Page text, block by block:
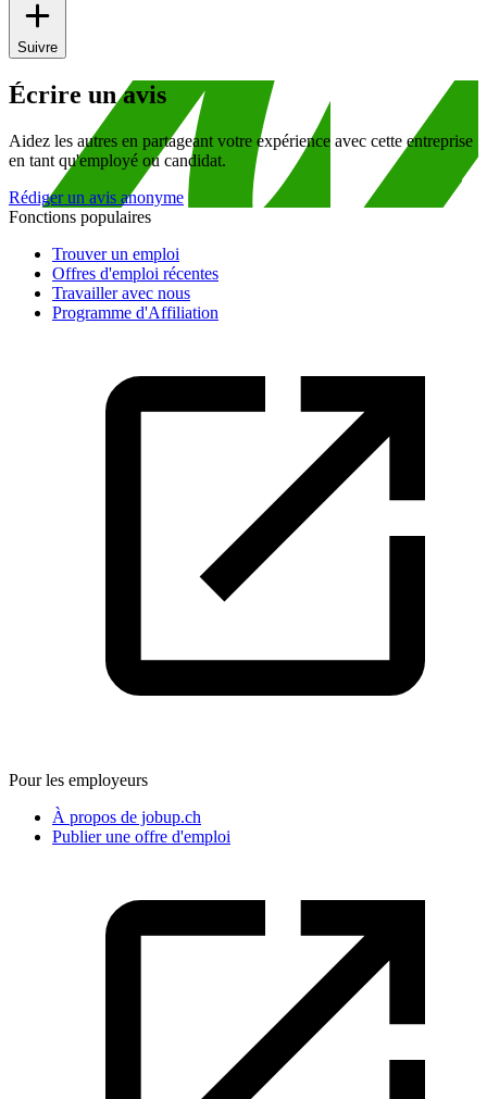
Suivre
Écrire un avis
Aidez les autres en partageant votre expérience avec cette entreprise
en tant qu'employé ou candidat.
Rédiger un avis anonyme
Fonctions populaires
Trouver un emploi
Offres d'emploi récentes
Travailler avec nous
Programme d'Affiliation
Pour les employeurs
À propos de jobup.ch
Publier une offre d'emploi